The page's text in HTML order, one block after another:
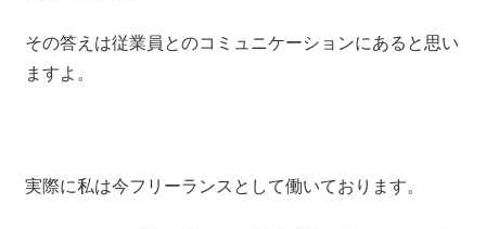
その答えは従業員とのコミュニケーションにあると思い
ますよ。
実際に私は今フリーランスとして働いております。